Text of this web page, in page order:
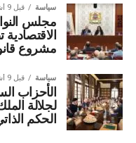
سياسة قبل 9 أشهر
مجلس
مشروع قانون
سياسة قبل 9 أشهر
الأحزاب
لجلالة
الحكم